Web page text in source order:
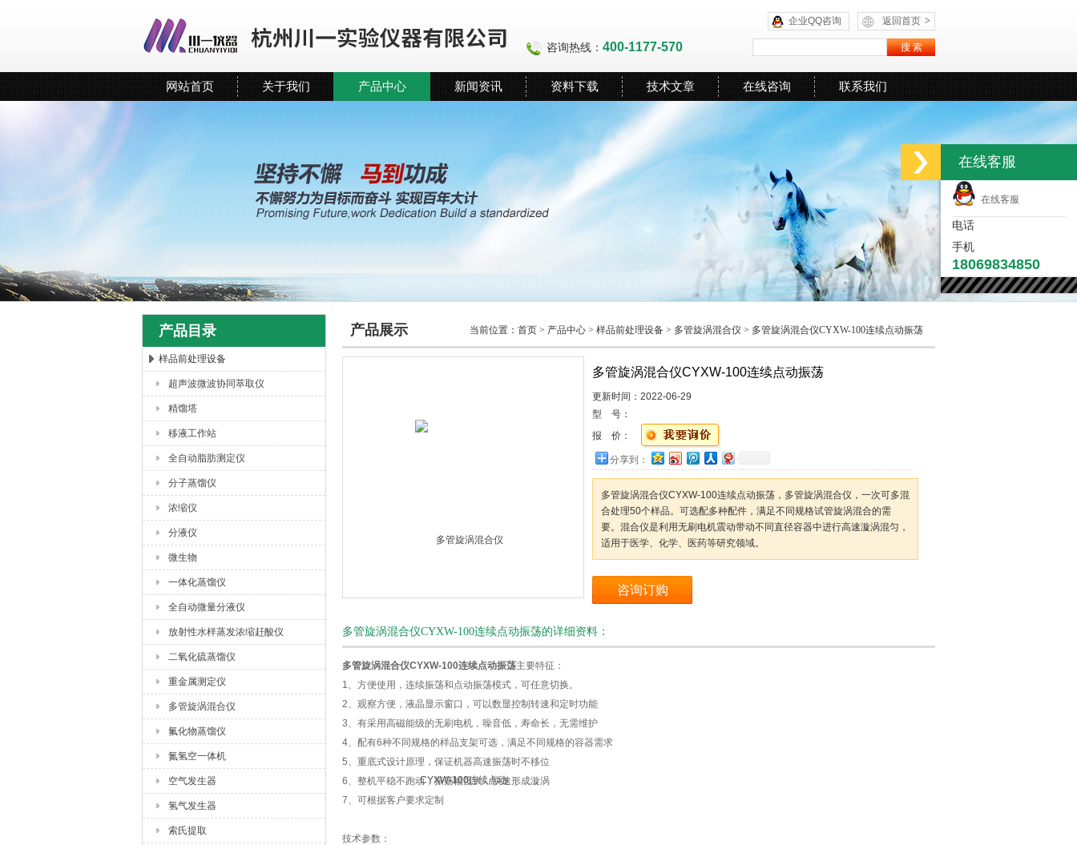
杭州川一实验仪器有限公司
返回首页 >
企业QQ咨询
咨询热线： 400-1177-570
网站首页 关于我们 产品中心 新闻资讯 资料下载 技术文章 在线咨询 联系我们
产品目录
样品前处理设备
超声波微波协同萃取仪
精馏塔
移液工作站
全自动脂肪测定仪
分子蒸馏仪
浓缩仪
分液仪
微生物
一体化蒸馏仪
全自动微量分液仪
放射性水样蒸发浓缩赶酸仪
二氧化硫蒸馏仪
重金属测定仪
多管旋涡混合仪
氟化物蒸馏仪
氮氢空一体机
空气发生器
氢气发生器
索氏提取
产品展示 当前位置： 首页 > 产品中心 > 样品前处理设备 > 多管旋涡混合仪 > 多管旋涡混合仪CYXW-100连续点动振荡
多管旋涡混合仪CYXW-100连续点动振荡
更新时间：2022-06-29
型 号：
报 价：
分享到：
多管旋涡混合仪CYXW-100连续点动振荡，多管旋涡混合仪，一次可多混
合处理50个样品。可选配多种配件，满足不同规格试管旋涡混合的需
要。混合仪是利用无刷电机震动带动不同直径容器中进行高速漩涡混匀，
适用于医学、化学、医药等研究领域。
咨询订购
多管旋涡混合仪CYXW-100连续点动振荡的详细资料：
多管旋涡混合仪CYXW-100连续点动振荡主要特征：
1、方便使用，连续振荡和点动振荡模式，可任意切换。
2、观察方便，液晶显示窗口，可以数显控制转速和定时功能
3、有采用高磁能级的无刷电机，噪音低，寿命长，无需维护
4、配有6种不同规格的样品支架可选，满足不同规格的容器需求
5、重底式设计原理，保证机器高速振荡时不移位
6、整机平稳不跑动，振荡幅度大，快速形成漩涡
7、可根据客户要求定制
技术参数：
在线客服
在线客服
电话
手机
18069834850